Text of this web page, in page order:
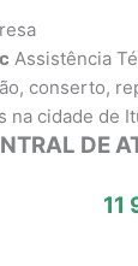
Assistência
conserto,
na cidade de
DE
11